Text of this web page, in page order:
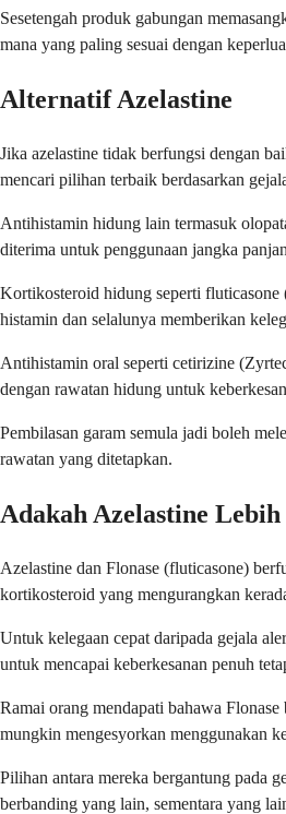
Sesetengah produk gabungan
mana yang paling sesuai dengan
Alternatif Azelastine
Jika azelastine tidak berfungsi dengan
mencari pilihan terbaik berdasarkan
Antihistamin hidung lain termasuk
diterima untuk penggunaan jangka
Kortikosteroid hidung seperti fluticasone
histamin dan selalunya memberikan
Antihistamin oral seperti cetirizine
dengan rawatan hidung untuk
Pembilasan garam semula jadi boleh
rawatan yang ditetapkan.
Adakah Azelastine
Azelastine dan Flonase (fluticasone)
kortikosteroid yang mengurangkan
Untuk kelegaan cepat daripada gejala
untuk mencapai keberkesanan penuh
Ramai orang mendapati bahawa
mungkin mengesyorkan menggunakan
Pilihan antara mereka bergantung pada
berbanding yang lain, sementara yang